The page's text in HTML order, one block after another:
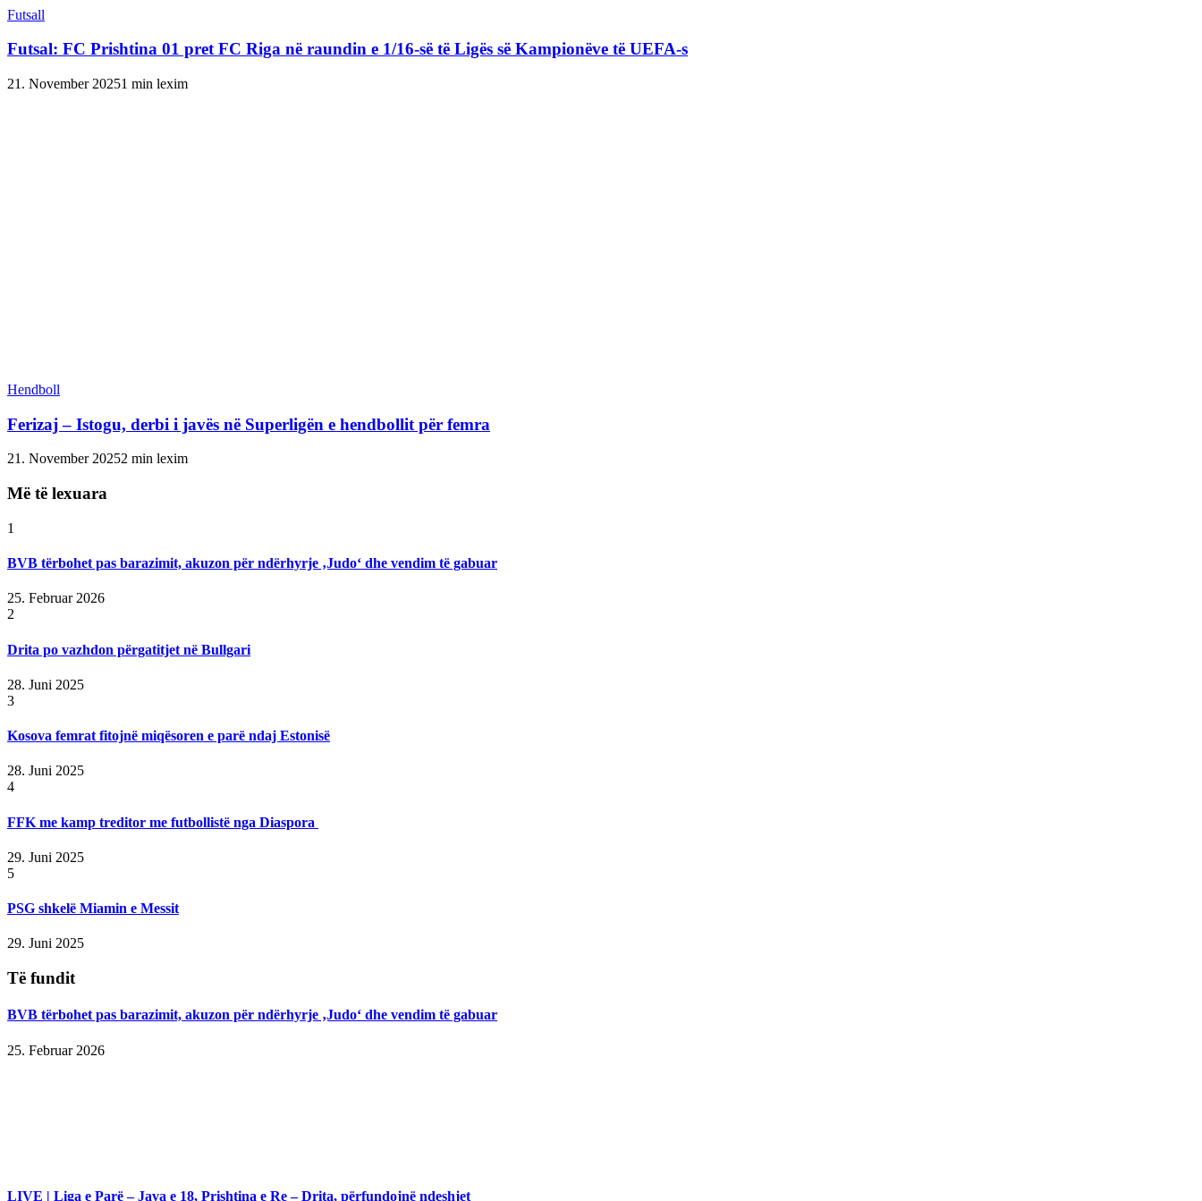
Futsall
Futsal: FC Prishtina 01 pret FC Riga në raundin e 1/16-së të Ligës së Kampionëve të UEFA-s
21. November 20251 min lexim
Hendboll
Ferizaj – Istogu, derbi i javës në Superligën e hendbollit për femra
21. November 20252 min lexim
Më të lexuara
1
BVB tërbohet pas barazimit, akuzon për ndërhyrje ‚Judo‘ dhe vendim të gabuar
25. Februar 2026
2
Drita po vazhdon përgatitjet në Bullgari
28. Juni 2025
3
Kosova femrat fitojnë miqësoren e parë ndaj Estonisë
28. Juni 2025
4
FFK me kamp treditor me futbollistë nga Diaspora
29. Juni 2025
5
PSG shkelë Miamin e Messit
29. Juni 2025
Të fundit
BVB tërbohet pas barazimit, akuzon për ndërhyrje ‚Judo‘ dhe vendim të gabuar
25. Februar 2026
LIVE | Liga e Parë – Java e 18, Prishtina e Re – Drita, përfundojnë ndeshjet